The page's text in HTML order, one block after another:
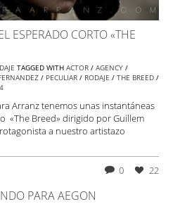
ESPERADO CORTO «THE
TAGGED WITH ACTOR / AGENCY /
/ PECULIAR / RODAJE / THE BREED /
Arranz tenemos unas instantáneas
«The Breed» dirigido por Guillem
a nuestro artistazo
0 22
PARA AEGON